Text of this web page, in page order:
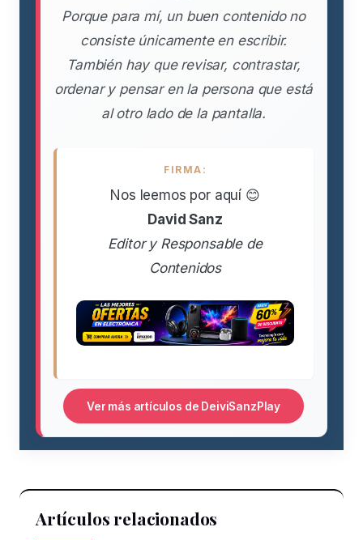
Porque para mí, un buen contenido no
consiste únicamente en escribir.
También hay que revisar, contrastar,
ordenar y pensar en la persona que está
al otro lado de la pantalla.
FIRMA:
Nos leemos por aquí 😊
David Sanz
Editor y Responsable de
Contenidos
Ver más artículos de DeiviSanzPlay
Artículos relacionados